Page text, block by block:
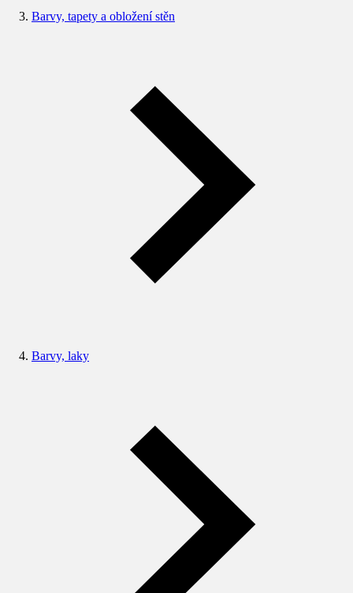
Barvy, tapety a obložení stěn
Barvy, laky